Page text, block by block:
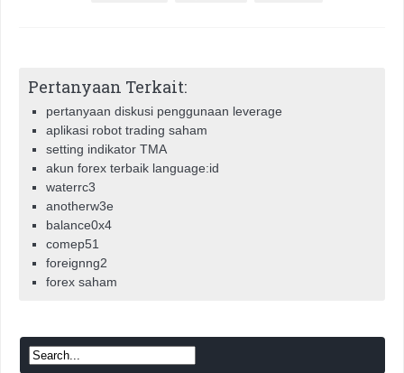
Pertanyaan Terkait:
pertanyaan diskusi penggunaan leverage
aplikasi robot trading saham
setting indikator TMA
akun forex terbaik language:id
waterrc3
anotherw3e
balance0x4
comep51
foreignng2
forex saham